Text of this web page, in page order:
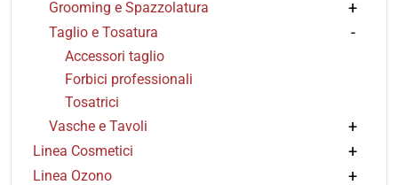
Grooming e Spazzolatura
Taglio e Tosatura
Accessori taglio
Forbici professionali
Tosatrici
Vasche e Tavoli
Linea Cosmetici
Linea Ozono